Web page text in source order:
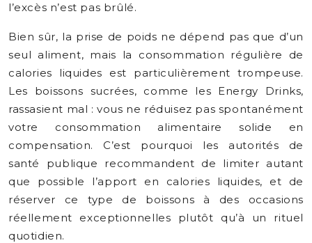
l’excès n’est pas brûlé.
Bien sûr, la prise de poids ne dépend pas que d’un
seul aliment, mais la consommation régulière de
calories liquides est particulièrement trompeuse.
Les boissons sucrées, comme les Energy Drinks,
rassasient mal : vous ne réduisez pas spontanément
votre consommation alimentaire solide en
compensation. C’est pourquoi les autorités de
santé publique recommandent de limiter autant
que possible l’apport en calories liquides, et de
réserver ce type de boissons à des occasions
réellement exceptionnelles plutôt qu’à un rituel
quotidien.